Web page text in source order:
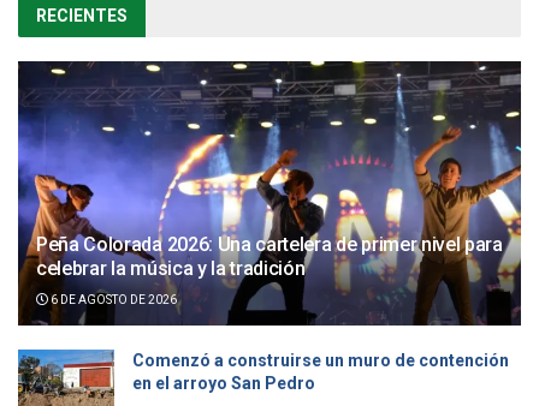
RECIENTES
Peña Colorada 2026: Una cartelera de primer nivel para
celebrar la música y la tradición
6 DE AGOSTO DE 2026
Comenzó a construirse un muro de contención
en el arroyo San Pedro